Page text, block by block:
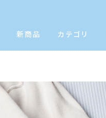
新商品 カテゴリ